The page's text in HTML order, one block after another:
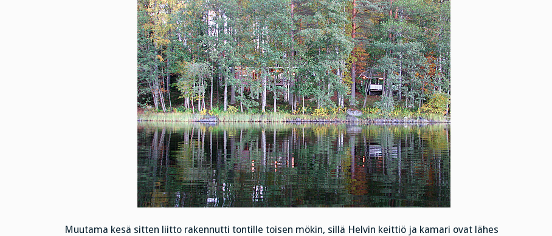
Muutama kesä sitten liitto rakennutti tontille toisen mökin, sillä Helvin keittiö ja kamari ovat lähes